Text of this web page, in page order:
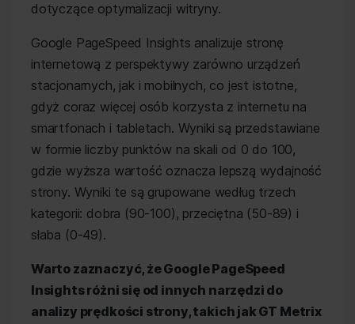
dotyczące optymalizacji witryny.
Google PageSpeed Insights analizuje stronę
internetową z perspektywy zarówno urządzeń
stacjonarnych, jak i mobilnych, co jest istotne,
gdyż coraz więcej osób korzysta z internetu na
smartfonach i tabletach. Wyniki są przedstawiane
w formie liczby punktów na skali od 0 do 100,
gdzie wyższa wartość oznacza lepszą wydajność
strony. Wyniki te są grupowane według trzech
kategorii: dobra (90-100), przeciętna (50-89) i
słaba (0-49).
Warto zaznaczyć, że Google PageSpeed
Insights różni się od innych narzędzi do
analizy prędkości strony, takich jak GT Metrix